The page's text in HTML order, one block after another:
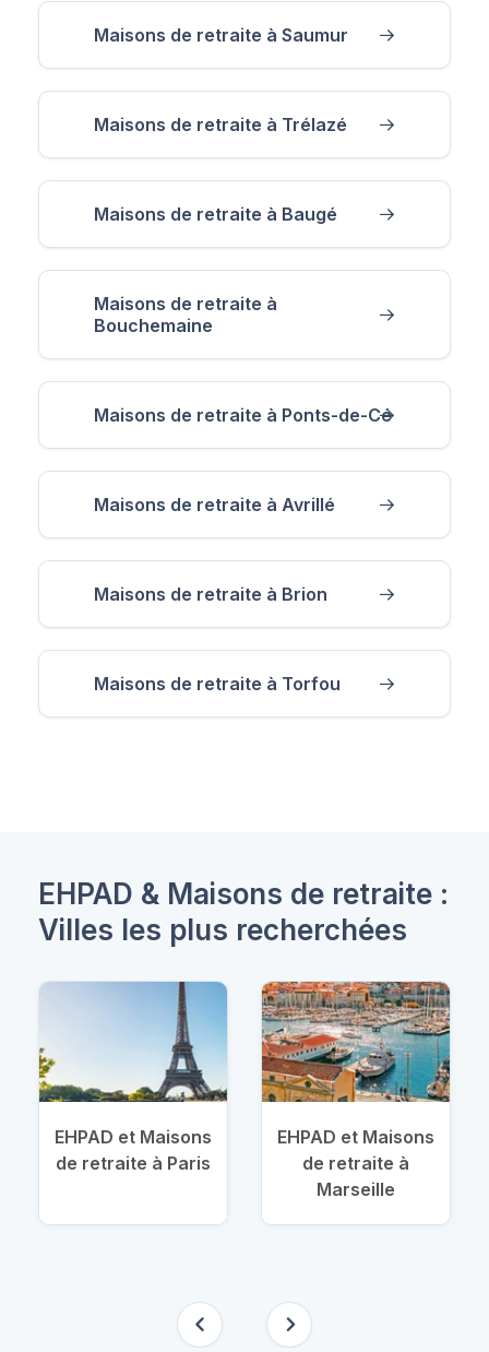
Maisons de retraite à Saumur
Maisons de retraite à Trélazé
Maisons de retraite à Baugé
Maisons de retraite à
Bouchemaine
Maisons de retraite à Ponts-de-Cé
Maisons de retraite à Avrillé
Maisons de retraite à Brion
Maisons de retraite à Torfou
EHPAD & Maisons de retraite :
Villes les plus recherchées
EHPAD et Maisons
de retraite à Paris
EHPAD et Maisons
de retraite à
Marseille